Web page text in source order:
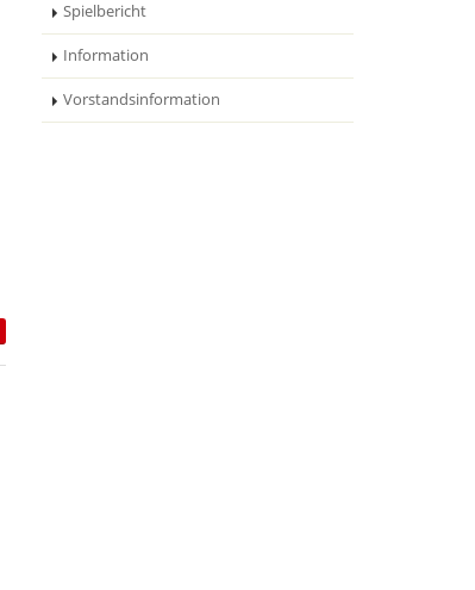
Spielbericht
Information
Vorstandsinformation